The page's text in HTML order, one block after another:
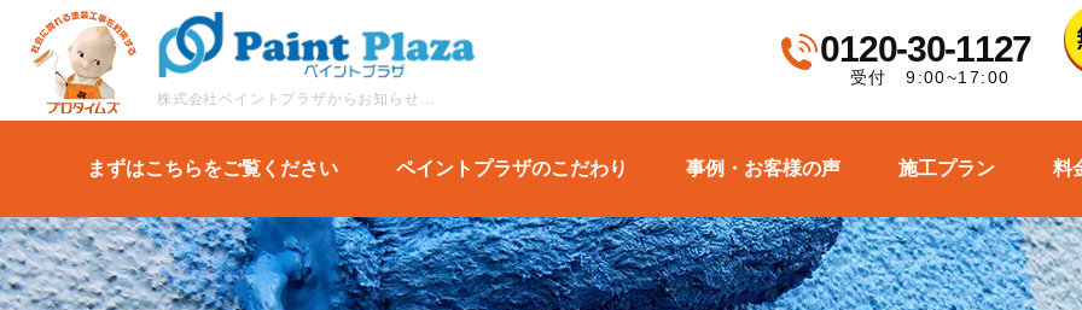
株式会社ペイントプラザからお知らせや塗装に関するコラムなどブログ形式でご紹介します。
0120-30-1127
受付 9:00~17:00
まずはこちらをご覧ください ペイントプラザのこだわり 事例・お客様の声 施工プラン 料